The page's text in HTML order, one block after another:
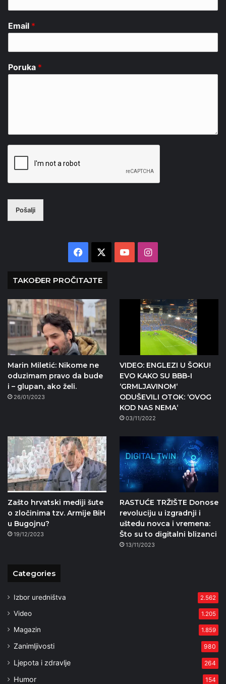
Email *
Poruka *
Pošalji
Facebook YouTubeInstagram
TAKOĐER PROČITAJTE
Marin Miletić: Nikome ne
oduzimam pravo da bude
i – glupan, ako želi.
26/01/2023
VIDEO: ENGLEZI U ŠOKU!
EVO KAKO SU BBB-I
‘GRMLJAVINOM‘
ODUŠEVILI OTOK: ‘OVOG
KOD NAS NEMA‘
03/11/2022
Zašto hrvatski mediji šute
o zločinima tzv. Armije BiH
u Bugojnu?
19/12/2023
RASTUĆE TRŽIŠTE Donose
revoluciju u izgradnji i
uštedu novca i vremena:
Što su to digitalni blizanci
13/11/2023
Categories
Izbor uredništva 2.562
Video 1.205
Magazin 1.859
Zanimljivosti 980
Ljepota i zdravlje 264
Humor 154